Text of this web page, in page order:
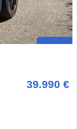
39.990 €